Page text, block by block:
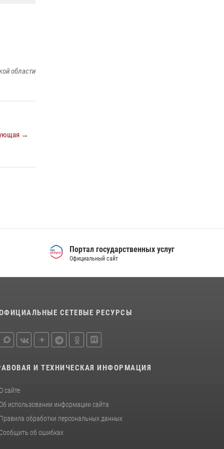
области
→
Портал государственных услуг
Официальный сайт
СЕТЕВЫЕ РЕСУРСЫ
И ТЕХНИЧЕСКАЯ ИНФОРМАЦИЯ
О сайте
Об использовании информации сайта
Правила обработки персональных данных
Сообщить об ошибках